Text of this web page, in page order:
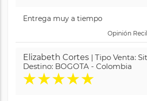
Entrega muy a tiempo
Opinión
Elizabeth Cortes | Tipo Venta:
Destino: BOGOTA - Colombia
★★★★★